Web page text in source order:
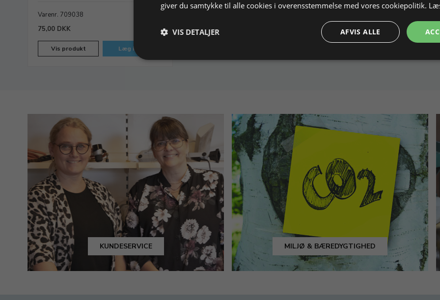
Varenr. 709038
75,00 DKK
Vis produkt Læg i kurv
KUNDESERVICE MILJØ & BÆREDYGTIGHED
giver du samtykke til alle cookies i overensstemmelse med vores cookiepolitik.
AFVIS ALLE
VIS DETALJER